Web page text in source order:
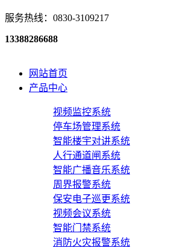
服务热线：0830-3109217
13388286688
网站首页
产品中心
视频监控系统
停车场管理系统
智能楼宇对讲系统
人行通道闸系统
智能广播音乐系统
周界报警系统
保安电子巡更系统
视频会议系统
智能门禁系统
消防火灾报警系统